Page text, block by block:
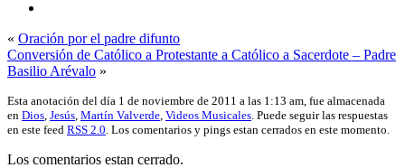
« Oración por el padre difunto
Conversión de Católico a Protestante a Católico a Sacerdote – Padre
Basilio Arévalo »
Esta anotación del día 1 de noviembre de 2011 a las 1:13 am, fue almacenada
en Dios Jesús Martín Valverde Videos Musicales . Puede seguir las respuestas
en este feed RSS 2.0 . Los comentarios y pings estan cerrados en este momento.
Los comentarios estan cerrado.